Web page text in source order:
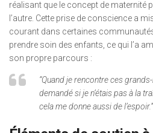
réalisant que le concept de maternité
l’autre. Cette prise de conscience a
courant dans certaines
prendre soin des enfants, ce qui l’a
son propre parcours :
“Quand je rencontre ces
demandé si je n’étais pas à la
cela me donne aussi de l’espoir.”